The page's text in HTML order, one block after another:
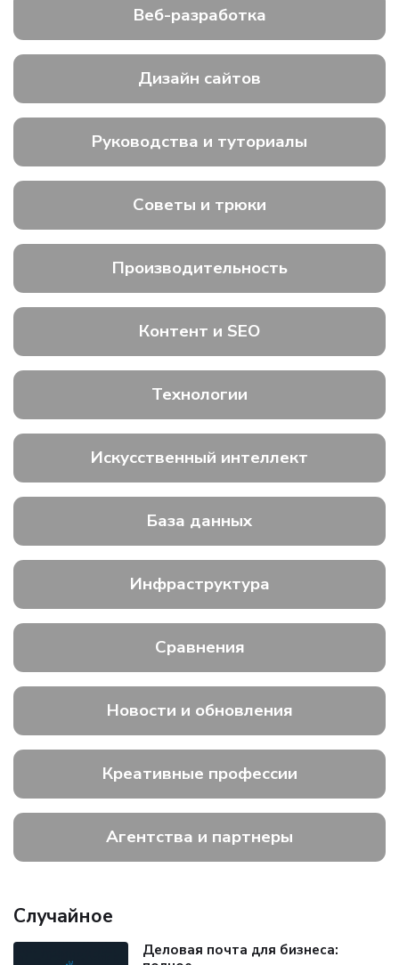
Веб-разработка
Дизайн сайтов
Руководства и туториалы
Советы и трюки
Производительность
Контент и SEO
Технологии
Искусственный интеллект
База данных
Инфраструктура
Сравнения
Новости и обновления
Креативные профессии
Агентства и партнеры
Случайное
Деловая почта для бизнеса: